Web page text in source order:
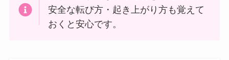
安全な転び方・起き上がり方も覚えて
おくと安心です。